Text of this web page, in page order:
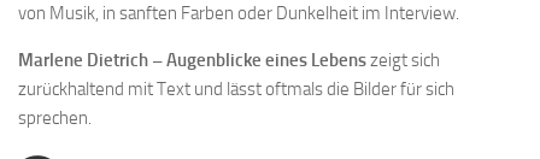
von Musik, in sanften Farben oder Dunkelheit im Interview.
Marlene Dietrich – Augenblicke eines Lebenszeigt sich
zurückhaltend mit Text und lässt oftmals die Bilder für sich
sprechen.